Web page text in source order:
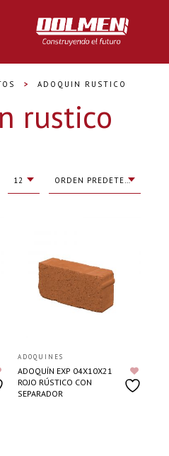
> ADOQUIN RUSTICO
rustico
12 ORDEN PREDETERMINADO
ADOQUINES
ADOQUÍN EXP 04X10X21
ROJO RÚSTICO CON
SEPARADOR